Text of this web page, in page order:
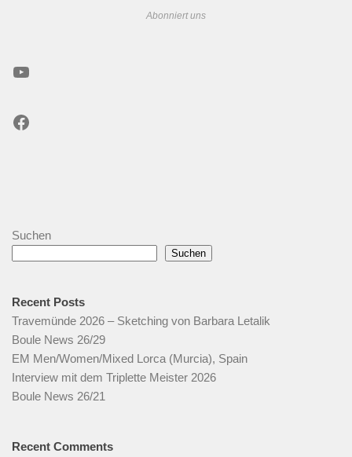
Abonniert uns
YouTube
Facebook
Suchen
Suchen
Recent Posts
Travemünde 2026 – Sketching von Barbara Letalik
Boule News 26/29
EM Men/Women/Mixed Lorca (Murcia), Spain
Interview mit dem Triplette Meister 2026
Boule News 26/21
Recent Comments